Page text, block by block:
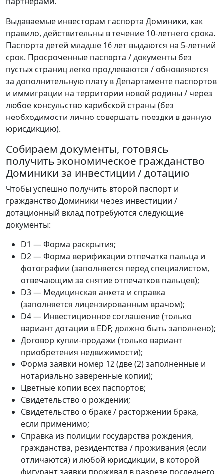
Выдаваемые инвесторам паспорта Доминики, как
правило, действительны в течение 10-летнего срока.
Паспорта детей младше 16 лет выдаются на 5-летний
срок. Просроченные паспорта / документы без
пустых страниц легко продлеваются / обновляются
за дополнительную плату в Департаменте паспортов
и иммиграции на территории новой родины / через
любое консульство карибской страны (без
необходимости лично совершать поездки в данную
юрисдикцию).
Собираем документы, готовясь
получить экономическое гражданство
Доминики за инвестиции / дотацию
Чтобы успешно получить второй паспорт и
гражданство Доминики через инвестиции /
дотационный вклад потребуются следующие
документы:
D1 — Форма раскрытия;
D2 — Форма верификации отпечатка пальца и
фотографии (заполняется перед специалистом,
отвечающим за снятие отпечатков пальцев);
D3 — Медицинская анкета и справка
(заполняется лицензированным врачом);
D4 — Инвестиционное соглашение (только
вариант дотации в EDF; должно быть заполнено);
Договор купли-продажи (только вариант
приобретения недвижимости);
Форма заявки номер 12 (две (2) заполненные и
нотариально заверенные копии);
Цветные копии всех паспортов;
Свидетельство о рождении;
Свидетельство о браке / расторжении брака,
если применимо;
Справка из полиции государства рождения,
гражданства, резидентства / проживания (если
отличаются) и любой юрисдикции, в которой
фигурант заявки проживал в разрезе последнего